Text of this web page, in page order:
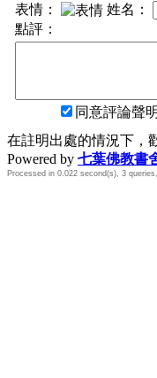
表情： 姓名：
點評：
同意評論聲明
在註明出處的情況下，
Powered by 七葉佛教書
Processed in 0.022 second(s), 3